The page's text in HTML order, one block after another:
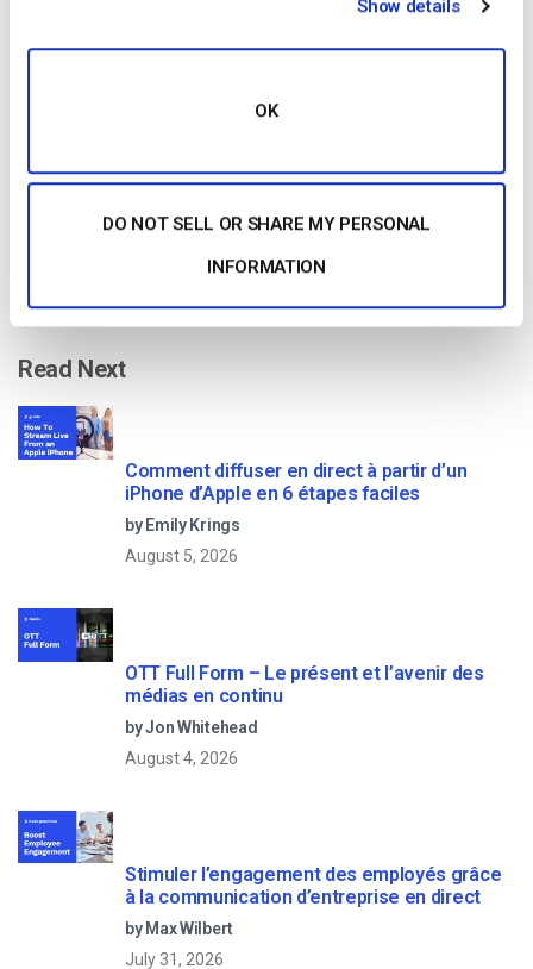
Show details
OK
DO NOT SELL OR SHARE MY PERSONAL
INFORMATION
Get Started!
Read Next
Comment diffuser en direct à partir d’un
iPhone d’Apple en 6 étapes faciles
by Emily Krings
August 5, 2026
OTT Full Form – Le présent et l’avenir des
médias en continu
by Jon Whitehead
August 4, 2026
Stimuler l’engagement des employés grâce
à la communication d’entreprise en direct
by Max Wilbert
July 31, 2026